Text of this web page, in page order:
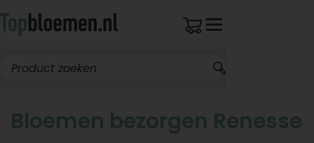
Bloemen bezorgen Renesse